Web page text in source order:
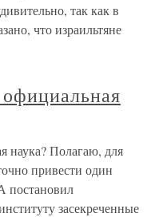
так как в
что израильтяне
наука? Полагаю, для
привести один
постановил
засекреченные